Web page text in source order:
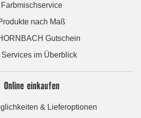
Farbmischservice
nach Maß
Gutschein
im Überblick
Online einkaufen
& Lieferoptionen